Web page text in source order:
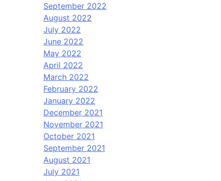
September 2022
August 2022
July 2022
June 2022
May 2022
April 2022
March 2022
February 2022
January 2022
December 2021
November 2021
October 2021
September 2021
August 2021
July 2021